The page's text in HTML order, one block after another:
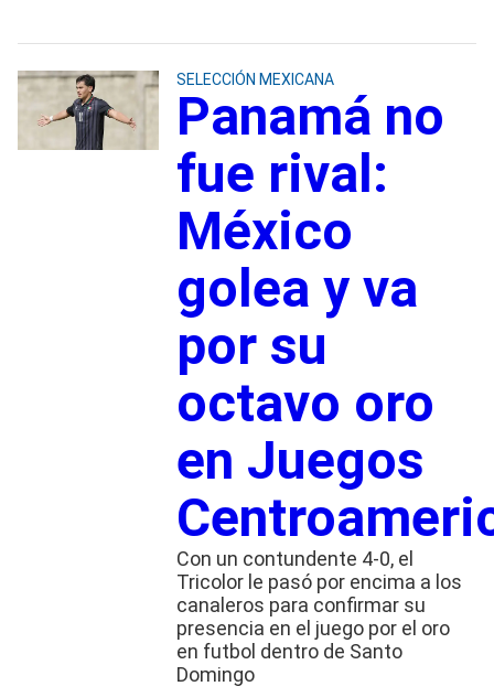
SELECCIÓN MEXICANA
Panamá no
fue rival:
México
golea y va
por su
octavo oro
en Juegos
Con un contundente 4-0, el
Tricolor le pasó por encima a los
canaleros para confirmar su
presencia en el juego por el oro
en futbol dentro de Santo
Domingo